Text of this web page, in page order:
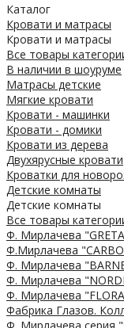
Каталог
Кровати и матрасы
Кровати и матрасы
Все товары
В наличии в шоуруме
Матрасы детские
Мягкие кровати
Кровати - машинки
Кровати - домики
Кровати из дерева
Двухярусные кровати
Кроватки для
Детские комнаты
Детские комнаты
Все товары
Ф. Мирлачева
Ф.Мирлачева
Ф. Мирлачева
Ф. Мирлачева
Ф. Мирлачева
Фабрика Глазов.